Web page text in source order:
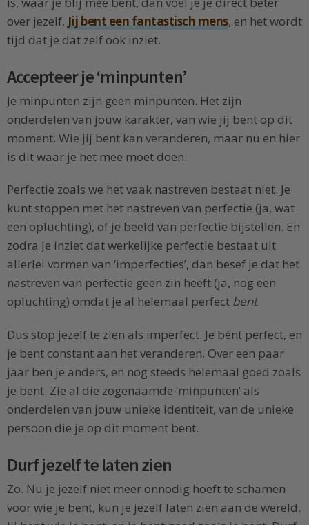
over jezelf. Jij bent een fantastisch mens, en het wordt
tijd dat je dat zelf ook inziet.
Accepteer je ‘minpunten’
Je minpunten zijn geen minpunten. Het zijn
onderdelen van jouw karakter, van wie jij bent op dit
moment. Wie jij bent kan veranderen, maar nu en hier
is dit waar je het mee moet doen.
Perfectie zoals we het vaak nastreven bestaat niet. Je
kunt stoppen met het nastreven van perfectie (ja, wat
een opluchting), of je beeld van perfectie bijstellen. En
zodra je inziet dat werkelijke perfectie bestaat uit
allerlei vormen van ‘imperfecties’, dan besef je dat het
nastreven van perfectie geen zin heeft (ja, nog een
opluchting) omdat je al helemaal perfect bent.
Dus stop jezelf te zien als imperfect. Je bént perfect, en
je bent constant aan het veranderen. Over een paar
jaar ben je anders, en nog steeds helemaal goed zoals
je bent. Zie al die zogenaamde ‘minpunten’ als
onderdelen van jouw unieke identiteit, van de unieke
persoon die je op dit moment bent.
Durf jezelf te laten zien
Zo. Nu je jezelf niet meer onnodig hoeft te schamen
voor wie je bent, kun je jezelf laten zien aan de wereld.